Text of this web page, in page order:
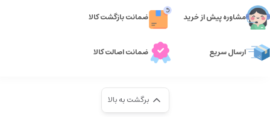
مشاوره پیش از خرید ضمانت بازگشت کالا
ارسال سریع ضمانت اصالت کالا
برگشت به بالا